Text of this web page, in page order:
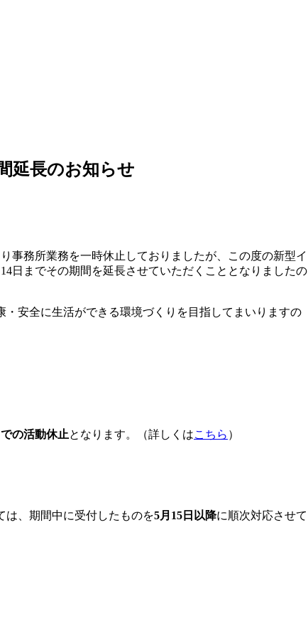
延長のお知らせ
事務所業務を一時休止しておりましたが、この度の新型イ
日までその期間を延長させていただくこととなりましたの
安全に生活ができる環境づくりを目指してまいりますの
の活動休止となります。（詳しくはこちら ）
は、期間中に受付したものを5月15日以降に順次対応させて